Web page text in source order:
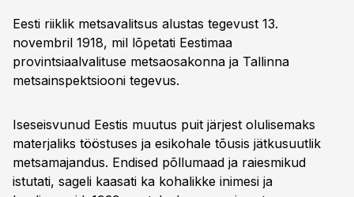
Eesti riiklik metsavalitsus alustas tegevust 13.
novembril 1918, mil lõpetati Eestimaa
provintsiaalvalituse metsaosakonna ja Tallinna
metsainspektsiooni tegevus.
Iseseisvunud Eestis muutus puit järjest olulisemaks
materjaliks tööstuses ja esikohale tõusis jätkusuutlik
metsamajandus. Endised põllumaad ja raiesmikud
istutati, sageli kaasati ka kohalikke inimesi ja